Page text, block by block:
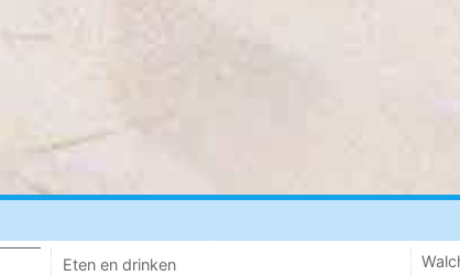
Eten en drinken